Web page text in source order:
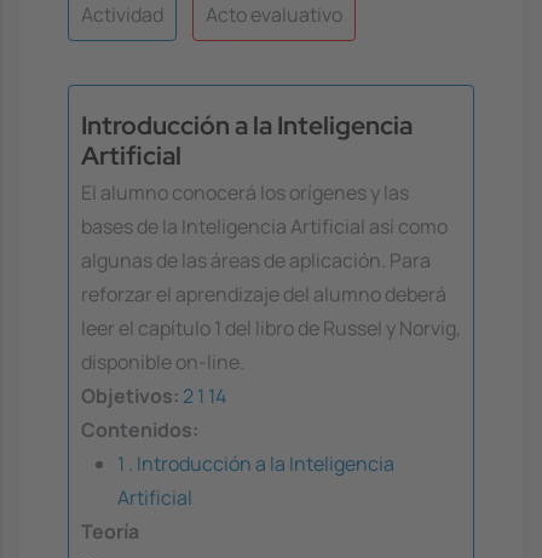
Actividad Acto evaluativo
Introducción a la Inteligencia
Artificial
El alumno conocerá los orígenes y las
bases de la Inteligencia Artificial así como
algunas de las áreas de aplicación. Para
reforzar el aprendizaje del alumno deberá
leer el capítulo 1 del libro de Russel y Norvig,
disponible on-line.
Objetivos: 21 14
Contenidos:
1 . Introducción a la Inteligencia
Artificial
Teoría